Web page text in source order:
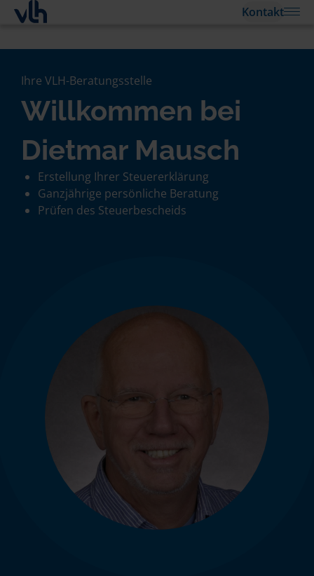
Kontakt
Ihre VLH-Beratungsstelle
Willkommen bei
Dietmar Mausch
Erstellung Ihrer Steuererklärung
Ganzjährige persönliche Beratung
Prüfen des Steuerbescheids